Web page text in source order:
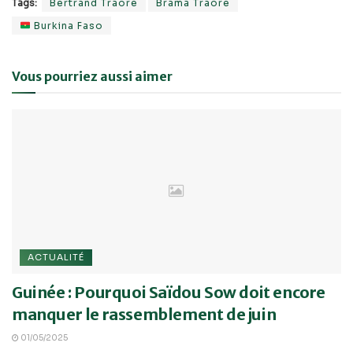
Tags: Bertrand Traoré
Brama Traoré
Burkina Faso
Vous pourriez aussi aimer
ACTUALITÉ
Guinée : Pourquoi Saïdou Sow doit encore
manquer le rassemblement de juin
01/05/2025